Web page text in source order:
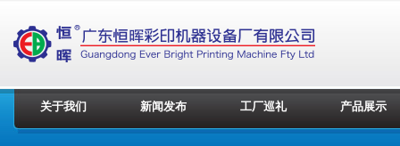
关于我们 新闻发布 工厂巡礼 产品展示